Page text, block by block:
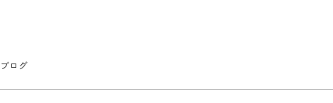
ログ